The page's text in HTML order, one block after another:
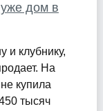
дом в
и клубнику,
На
купила
тысяч